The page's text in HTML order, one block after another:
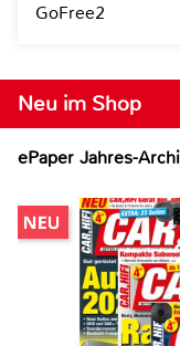
Neu im Shop
ePaper Jahres-
GoFree2